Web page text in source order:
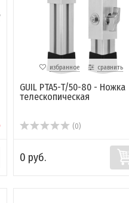
избранное сравнить
GUIL PTA5-T/50-80 - Ножка
телескопическая
(0)
0 руб.